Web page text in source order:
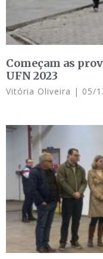
Começam as
UFN 2023
Vitória Oliveira 05/